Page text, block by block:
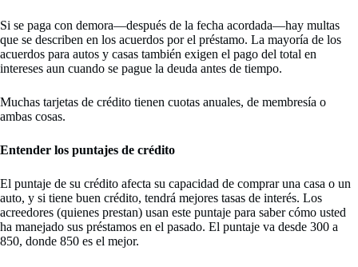
Si se paga con demora—después de la fecha acordada—hay multas
que se describen en los acuerdos por el préstamo. La mayoría de los
acuerdos para autos y casas también exigen el pago del total en
intereses aun cuando se pague la deuda antes de tiempo.
Muchas tarjetas de crédito tienen cuotas anuales, de membresía o
ambas cosas.
Entender los puntajes de crédito
El puntaje de su crédito afecta su capacidad de comprar una casa o un
auto, y si tiene buen crédito, tendrá mejores tasas de interés. Los
acreedores (quienes prestan) usan este puntaje para saber cómo usted
ha manejado sus préstamos en el pasado. El puntaje va desde 300 a
850, donde 850 es el mejor.